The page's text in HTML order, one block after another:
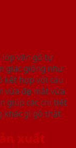
lớp vân gỗ tự
giác giống như
kết hợp với cấu
đẹp mắt vừa
giúp các chi tiết
gì gỗ thật.
xuất